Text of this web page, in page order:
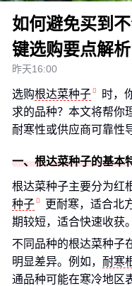
如何避免买到
键选购要点解析
昨天16:00
选购根达菜种子
时，
求的品种？本文将帮你
耐寒性或供应商可靠性
一、根达菜种子的基本
根达菜种子主要分为红
种子
更耐寒，适合北
期较短，适合快速收获。
不同品种的根达菜种子
明显差异。例如， 耐寒
通品种可能在寒冷地区